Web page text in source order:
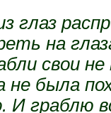
глаз
на
свои
не была
И граблю